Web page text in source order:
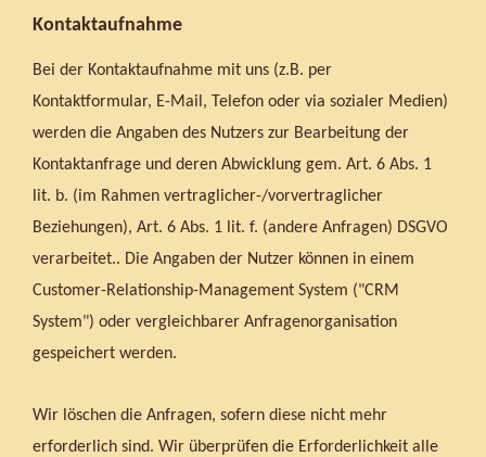
Kontaktaufnahme
Bei der Kontaktaufnahme mit uns (z.B. per
Kontaktformular, E-Mail, Telefon oder via sozialer Medien)
werden die Angaben des Nutzers zur Bearbeitung der
Kontaktanfrage und deren Abwicklung gem. Art. 6 Abs. 1
lit. b. (im Rahmen vertraglicher-/vorvertraglicher
Beziehungen), Art. 6 Abs. 1 lit. f. (andere Anfragen) DSGVO
verarbeitet.. Die Angaben der Nutzer können in einem
Customer-Relationship-Management System ("CRM
System") oder vergleichbarer Anfragenorganisation
gespeichert werden.
Wir löschen die Anfragen, sofern diese nicht mehr
erforderlich sind. Wir überprüfen die Erforderlichkeit alle